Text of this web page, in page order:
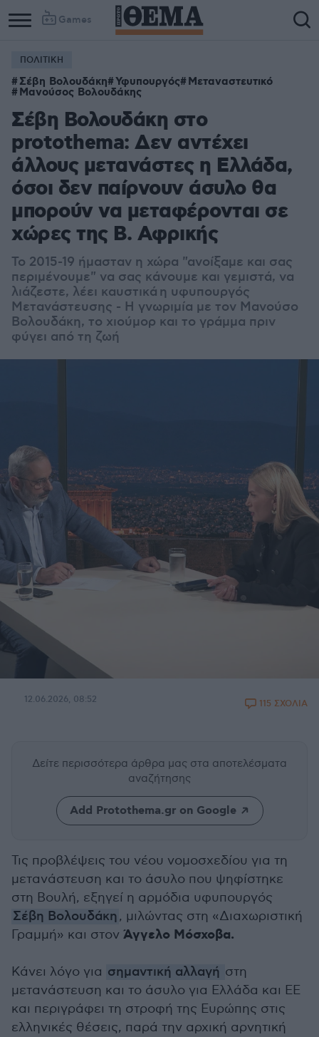
Games
ΠΟΛΙΤΙΚΗ
Σέβη Βολουδάκη Υφυπουργός Μεταναστευτικό
Μανούσος Βολουδάκης
Σέβη Βολουδάκη στο
protothema: Δεν αντέχει
άλλους μετανάστες η Ελλάδα,
όσοι δεν παίρνουν άσυλο θα
μπορούν να μεταφέρονται σε
χώρες της Β. Αφρικής
Το 2015-19 ήμασταν η χώρα "ανοίξαμε και σας
περιμένουμε" να σας κάνουμε και γεμιστά, να
λιάζεστε, λέει καυστικά η υφυπουργός
Μετανάστευσης - Η γνωριμία με τον Μανούσο
Βολουδάκη, το χιούμορ και το γράμμα πριν
φύγει από τη ζωή
12.06.2026, 08:52 115 ΣΧΟΛΙΑ
Δείτε περισσότερα άρθρα μας στα αποτελέσματα
αναζήτησης
Add Protothema.gr on Google
Τις προβλέψεις του νέου νομοσχεδίου για τη
μετανάστευση και το άσυλο που ψηφίστηκε
στη Βουλή, εξηγεί η αρμόδια υφυπουργός
Σέβη Βολουδάκη, μιλώντας στη «Διαχωριστική
Γραμμή» και στον Άγγελο Μόσχοβα.
Κάνει λόγο για σημαντική αλλαγή στη
μετανάστευση και το άσυλο για Ελλάδα και ΕΕ
και περιγράφει τη στροφή της Ευρώπης στις
ελληνικές θέσεις, παρά την αρχική αρνητική